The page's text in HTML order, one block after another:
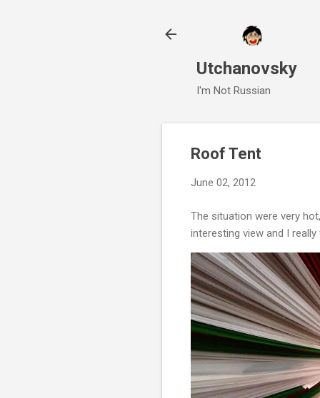
Utchanovsky
I'm Not Russian
Roof Tent
June 02, 2012
The situation were very
interesting view and I